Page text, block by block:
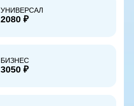
УНИВЕРСАЛ
2080 ₽
БИЗНЕС
3050 ₽